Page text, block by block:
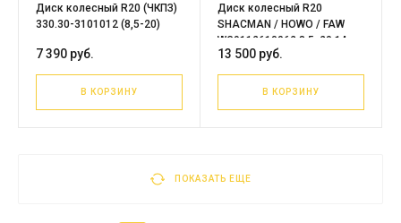
Диск колесный R20 (ЧКПЗ)
330.30-3101012 (8,5-20)
7 390 руб.
В КОРЗИНУ
Диск колесный R20
SHACMAN / HOWO / FAW
WG9112610062 8,5х20 14мм
/JST
13 500 руб.
В КОРЗИНУ
ПОКАЗАТЬ ЕЩЕ